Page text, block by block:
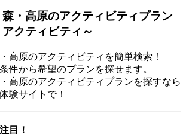
・高原のアクティビティプラン
クティビティ～
高原のアクティビティを簡単検索！
件から希望のプランを探せます。
高原のアクティビティプランを探すなら
験サイトで！
目！